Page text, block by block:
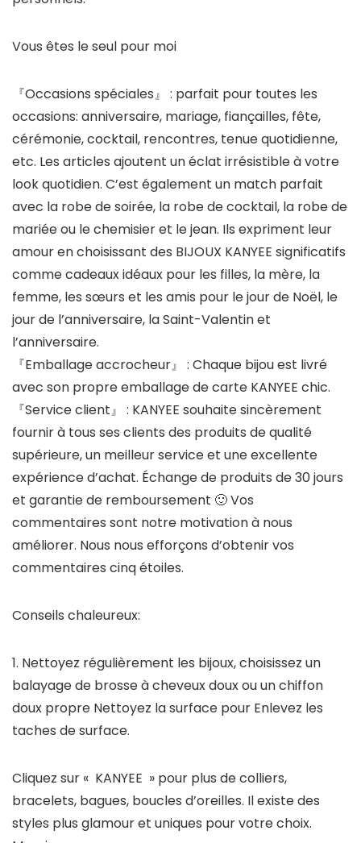
Vous êtes le seul pour moi
『Occasions spéciales』 : parfait pour toutes les
occasions: anniversaire, mariage, fiançailles, fête,
cérémonie, cocktail, rencontres, tenue quotidienne,
etc. Les articles ajoutent un éclat irrésistible à votre
look quotidien. C’est également un match parfait
avec la robe de soirée, la robe de cocktail, la robe de
mariée ou le chemisier et le jean. Ils expriment leur
amour en choisissant des BIJOUX KANYEE significatifs
comme cadeaux idéaux pour les filles, la mère, la
femme, les sœurs et les amis pour le jour de Noël, le
jour de l’anniversaire, la Saint-Valentin et
l’anniversaire.
『Emballage accrocheur』 : Chaque bijou est livré
avec son propre emballage de carte KANYEE chic.
『Service client』 : KANYEE souhaite sincèrement
fournir à tous ses clients des produits de qualité
supérieure, un meilleur service et une excellente
expérience d’achat. Échange de produits de 30 jours
et garantie de remboursement 🙂 Vos
commentaires sont notre motivation à nous
améliorer. Nous nous efforçons d’obtenir vos
commentaires cinq étoiles.
Conseils chaleureux:
1. Nettoyez régulièrement les bijoux, choisissez un
balayage de brosse à cheveux doux ou un chiffon
doux propre Nettoyez la surface pour Enlevez les
taches de surface.
Cliquez sur « KANYEE » pour plus de colliers,
bracelets, bagues, boucles d’oreilles. Il existe des
styles plus glamour et uniques pour votre choix.